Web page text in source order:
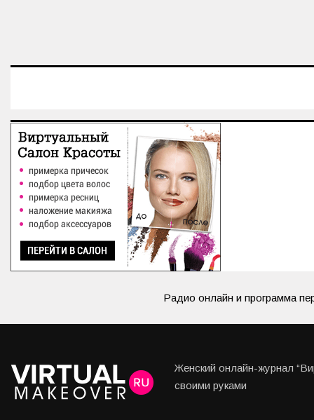
Радио онлайн и программа
Женский онлайн-журнал
своими руками